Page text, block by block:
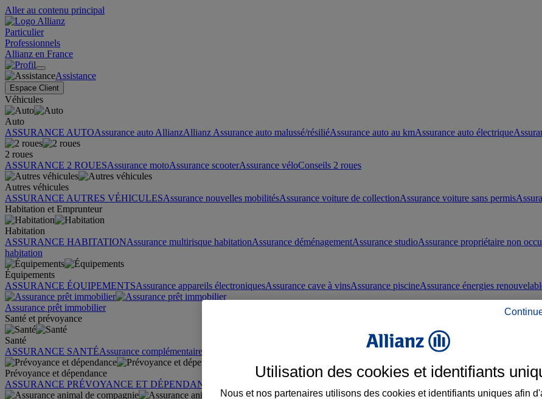
Aller au contenu principal
Particulier
Professionnels
Allianz en France
Assistance
Espace Client
Véhicules
Auto
ASSURANCE AUTOAssurance auto AllianzAllianz Assurance auto malussé/résiliéAssurance auto au kmAssurance auto électrique
2 roues
ASSURANCE 2 ROUESAssurance motoAssurance scooterAssurance véloConseils 2 roues
Autres véhicules
ASSURANCE AUTRES VÉHICULESAssurance nouvelles mobilitésAssurance voiture de collectionAssurance voiture sans permis
Habitation et Emprunteur
Habitation
ASSURANCE HABITATIONAssurance multirisque habitationAssurance déménagementAssurance studioAssurance propriétaire non
habitation
Équipements
ASSURANCE ÉQUIPEMENTSAssurance appareils électroniquesAssurance cave à vinsAssurance piscineAssurance énergies
Assurance prêt immobilier
Santé et prévoyance
Santé
ASSURANCE SANTÉAssurance complémentaire santé Conseils santé
Prévoyance et dépendance
ASSURANCE PRÉVOYANCE ET DÉPENDANCE
Utilisation des cookies et identifiants
Nous et nos partenaires utilisons des cookies et identifiants uniques afin